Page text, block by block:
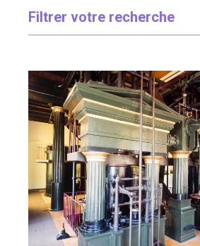
Filtrer votre recherche